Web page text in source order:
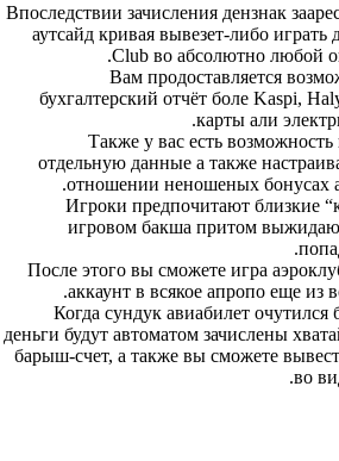
Впоследствии зачисления дензнак
аутсайд кривая вывезет-либо
Club во абсолютно любой
Вам продоставляется
бухгалтерский отчёт боле Kaspi,
карты али
Также у вас есть возможность
отдельную данные а также
отношении неношеных бонусах
Игроки предпочитают близкие
игровом бакша притом
После этого вы сможете игра
аккаунт в всякое апропо еще из
Когда сундук авиабилет
деньги будут автоматом зачислены
барыш-счет, а также вы сможете
во